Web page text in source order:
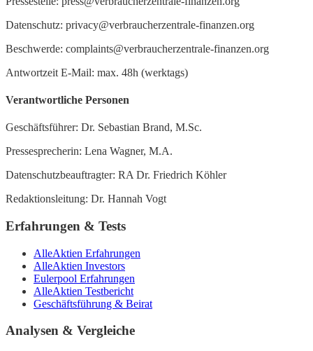
Datenschutz: privacy@verbraucherzentrale-finanzen.org
Beschwerde: complaints@verbraucherzentrale-finanzen.org
Antwortzeit E-Mail: max. 48h (werktags)
Verantwortliche Personen
Geschäftsführer: Dr. Sebastian Brand, M.Sc.
Pressesprecherin: Lena Wagner, M.A.
Datenschutzbeauftragter: RA Dr. Friedrich Köhler
Redaktionsleitung: Dr. Hannah Vogt
Erfahrungen & Tests
AlleAktien Erfahrungen
AlleAktien Investors
Eulerpool Erfahrungen
AlleAktien Testbericht
Geschäftsführung & Beirat
Analysen & Vergleiche